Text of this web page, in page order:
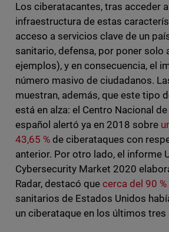
Los ciberatacantes, tras acceder
infraestructura de estas
acceso a servicios clave de un
sanitario, defensa, por poner solo
ejemplos), y en consecuencia, el
número masivo de ciudadanos.
muestran, además, que este tipo
está en alza: el Centro Nacional
español alertó ya en 2018 sobre
43,65 %de ciberataques con
anterior. Por otro lado, el informe
Cybersecurity Market 2020
Radar, destacó que cerca del 90 %
sanitarios de Estados Unidos
un ciberataque en los últimos tres